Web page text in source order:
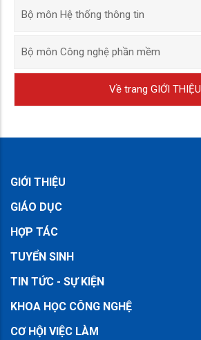
Bộ môn Hệ thống thông tin
Bộ môn Công nghệ phần mềm
Về trang GIỚI THIỆU
GIỚI THIỆU
GIÁO DỤC
HỢP TÁC
TUYỂN SINH
TIN TỨC - SỰ KIỆN
KHOA HỌC CÔNG NGHỆ
CƠ HỘI VIỆC LÀM